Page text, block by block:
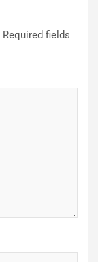
Required fields